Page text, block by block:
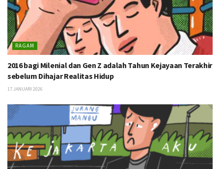
RAGAM
2016 bagi Milenial dan Gen Z adalah Tahun Kejayaan Terakhir
sebelum Dihajar Realitas Hidup
17 JANUARI 2026